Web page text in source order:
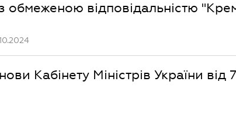
обмеженою відповідальністю
Кабінету Міністрів України від